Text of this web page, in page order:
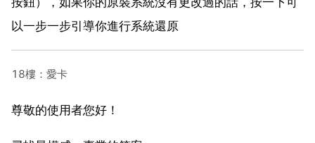
以一步一步引導你進行系統還原
18樓：愛卡
尊敬的使用者您好！